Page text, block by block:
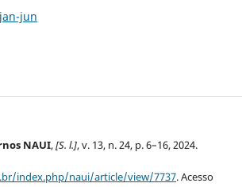
jun
NAUI,[S. l.], v. 13, n. 24, p. 6–16, 2024.
index.php/naui/article/view/7737. Acesso